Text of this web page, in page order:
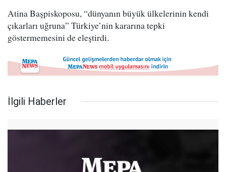
Atina Başpiskoposu, “dünyanın büyük ülkelerinin kendi
çıkarları uğruna” Türkiye’nin kararına tepki
göstermemesini de eleştirdi.
İlgili Haberler